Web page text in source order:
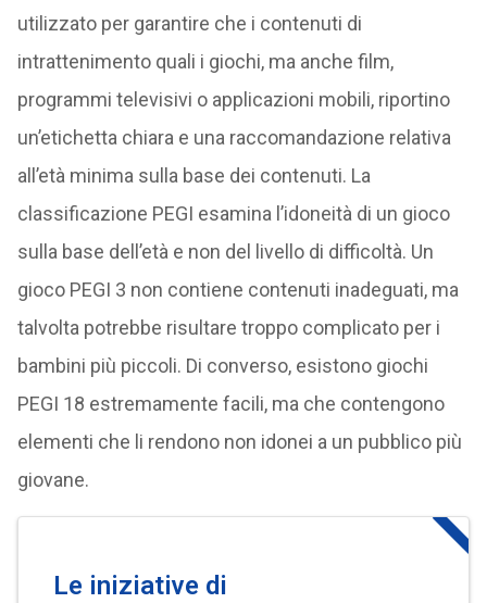
utilizzato per garantire che i contenuti di
intrattenimento quali i giochi, ma anche film,
programmi televisivi o applicazioni mobili, riportino
un’etichetta chiara e una raccomandazione relativa
all’età minima sulla base dei contenuti. La
classificazione PEGI esamina l’idoneità di un gioco
sulla base dell’età e non del livello di difficoltà. Un
gioco PEGI 3 non contiene contenuti inadeguati, ma
talvolta potrebbe risultare troppo complicato per i
bambini più piccoli. Di converso, esistono giochi
PEGI 18 estremamente facili, ma che contengono
elementi che li rendono non idonei a un pubblico più
giovane.
Le iniziative di